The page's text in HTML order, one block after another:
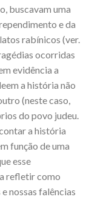
buscavam uma
e da
rabínicos (ver.
ocorridas
evidência a
a história não
(neste caso,
do povo judeu.
a história
função de uma
esse
refletir como
nossas falências